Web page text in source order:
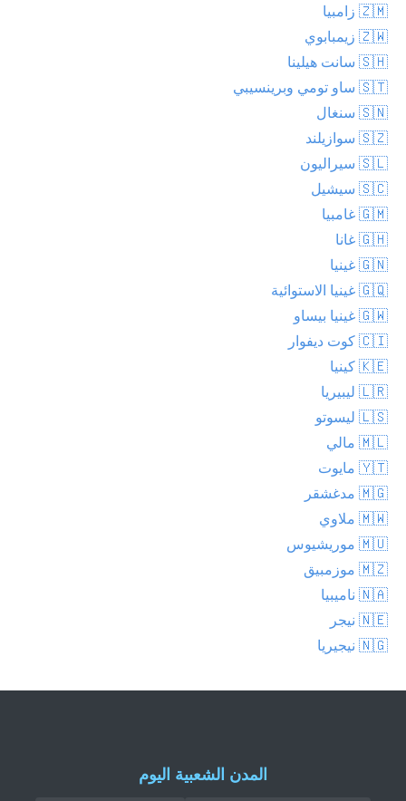
🇿🇲 زامبيا
🇿🇼 زيمبابوي
🇸🇭 سانت هيلينا
🇸🇹 ساو تومي وبرينسيبي
🇸🇳 سنغال
🇸🇿 سوازيلند
🇸🇱 سيراليون
🇸🇨 سيشيل
🇬🇲 غامبيا
🇬🇭 غانا
🇬🇳 غينيا
🇬🇶 غينيا الاستوائية
🇬🇼 غينيا بيساو
🇨🇮 كوت ديفوار
🇰🇪 كينيا
🇱🇷 ليبيريا
🇱🇸 ليسوتو
🇲🇱 مالي
🇾🇹 مايوت
🇲🇬 مدغشقر
🇲🇼 ملاوي
🇲🇺 موريشيوس
🇲🇿 موزمبيق
🇳🇦 ناميبيا
🇳🇪 نيجر
🇳🇬 نيجيريا
المدن الشعبية اليوم